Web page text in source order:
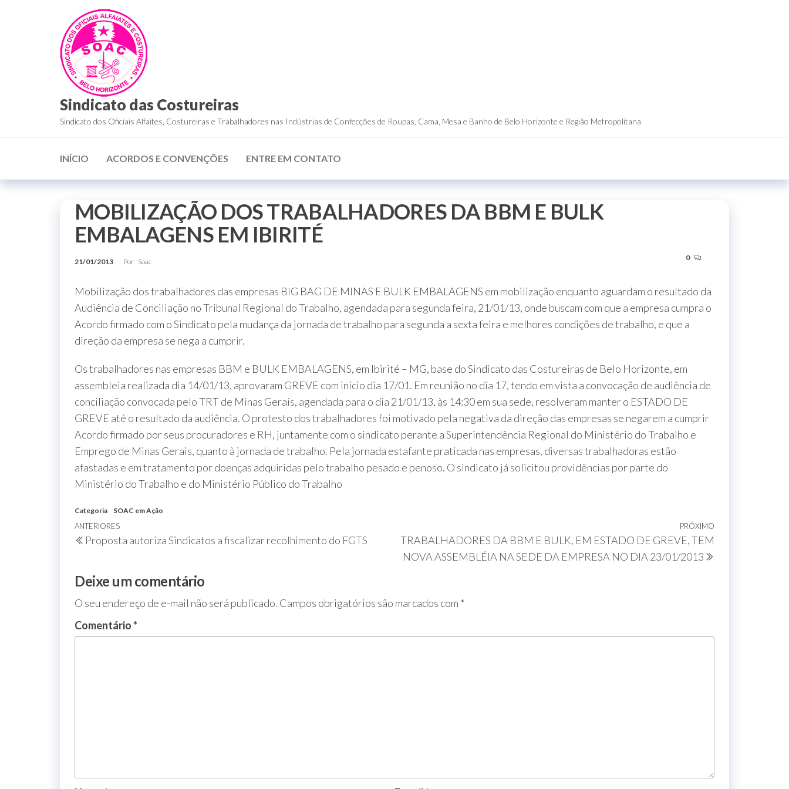
Sindicato das Costureiras
Sindicato dos Oficiais Alfaites, Costureiras e Trabalhadores nas Indústrias de Confecções de Roupas, Cama, Mesa e Banho de Belo Horizonte e Região Metropolitana
INÍCIO ACORDOS E CONVENÇÕES ENTRE EM CONTATO
MOBILIZAÇÃO DOS TRABALHADORES DA BBM E BULK
EMBALAGENS EM IBIRITÉ
21/01/2013 Por Soac 0
Mobilização dos trabalhadores das empresas BIG BAG DE MINAS E BULK EMBALAGENS em mobilização enquanto aguardam o resultado da
Audiência de Conciliação no Tribunal Regional do Trabalho, agendada para segunda feira, 21/01/13, onde buscam com que a empresa cumpra o
Acordo firmado com o Sindicato pela mudança da jornada de trabalho para segunda a sexta feira e melhores condições de trabalho, e que a
direção da empresa se nega a cumprir.
Os trabalhadores nas empresas BBM e BULK EMBALAGENS, em Ibirité – MG, base do Sindicato das Costureiras de Belo Horizonte, em
assembleia realizada dia 14/01/13, aprovaram GREVE com início dia 17/01. Em reunião no dia 17, tendo em vista a convocação de audiência de
conciliação convocada pelo TRT de Minas Gerais, agendada para o dia 21/01/13, às 14:30 em sua sede, resolveram manter o ESTADO DE
GREVE até o resultado da audiência. O protesto dos trabalhadores foi motivado pela negativa da direção das empresas se negarem a cumprir
Acordo firmado por seus procuradores e RH, juntamente com o sindicato perante a Superintendência Regional do Ministério do Trabalho e
Emprego de Minas Gerais, quanto à jornada de trabalho. Pela jornada estafante praticada nas empresas, diversas trabalhadoras estão
afastadas e em tratamento por doenças adquiridas pelo trabalho pesado e penoso. O sindicato já solicitou providências por parte do
Ministério do Trabalho e do Ministério Público do Trabalho
Categoria SOAC em Ação
ANTERIORES
Proposta autoriza Sindicatos a fiscalizar recolhimento do FGTS
PRÓXIMO
TRABALHADORES DA BBM E BULK, EM ESTADO DE GREVE, TEM
NOVA ASSEMBLÉIA NA SEDE DA EMPRESA NO DIA 23/01/2013
Deixe um comentário
O seu endereço de e-mail não será publicado. Campos obrigatórios são marcados com *
Comentário*